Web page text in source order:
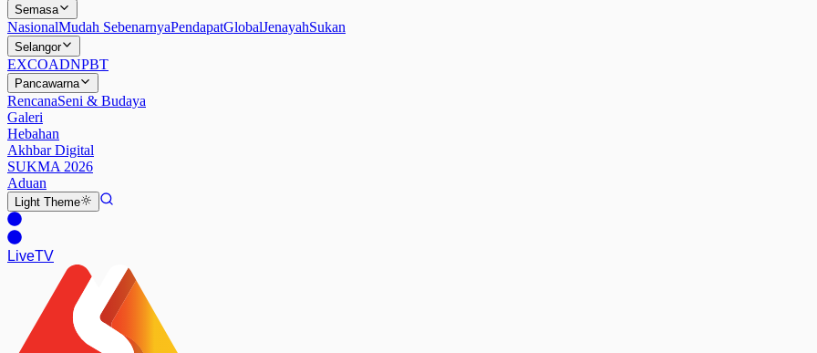
Semasa
NasionalMudah SebenarnyaPendapatGlobalJenayahSukan
Selangor
EXCOADNPBT
Pancawarna
RencanaSeni & Budaya
Galeri
Hebahan
Akhbar Digital
SUKMA 2026
Aduan
Light Theme
LiveTV